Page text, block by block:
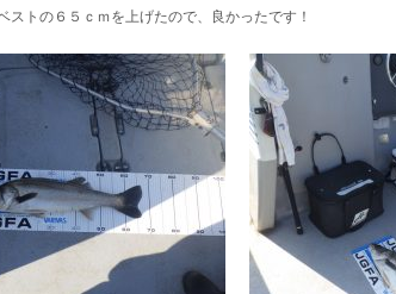
ストの６５ｃｍを上げたので、良かったです！